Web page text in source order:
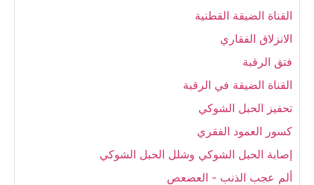
القناة الضيقة القطنية
الانزلاق الفقاري
فتق الرقبة
القناة الضيقة في الرقبة
تحفيز الحبل الشوكي
كسور العمود الفقري
إصابة الحبل الشوكي وشلل الحبل الشوكي
ألم عجب الذنب - العصعص